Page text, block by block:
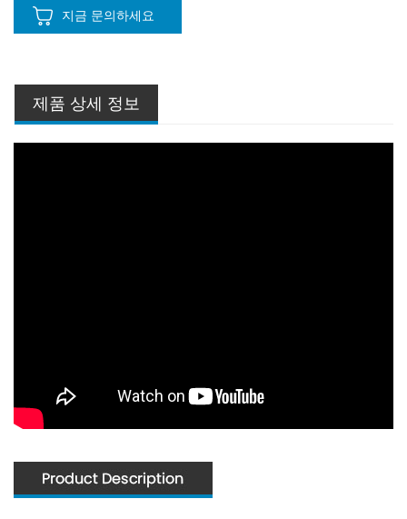
지금 문의하세요
제품 상세 정보